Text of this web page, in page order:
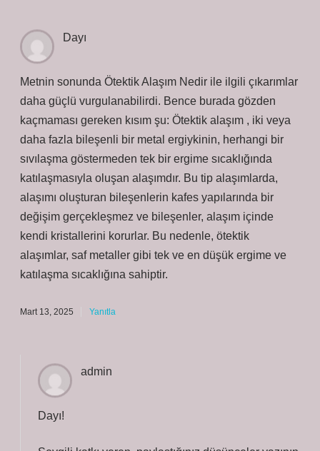
Dayı
Metnin sonunda Ötektik Alaşım Nedir ile ilgili çıkarımlar
daha güçlü vurgulanabilirdi. Bence burada gözden
kaçmaması gereken kısım şu: Ötektik alaşım , iki veya
daha fazla bileşenli bir metal ergiykinin, herhangi bir
sıvılaşma göstermeden tek bir ergime sıcaklığında
katılaşmasıyla oluşan alaşımdır. Bu tip alaşımlarda,
alaşımı oluşturan bileşenlerin kafes yapılarında bir
değişim gerçekleşmez ve bileşenler, alaşım içinde
kendi kristallerini korurlar. Bu nedenle, ötektik
alaşımlar, saf metaller gibi tek ve en düşük ergime ve
katılaşma sıcaklığına sahiptir.
Mart 13, 2025 Yanıtla
admin
Dayı!